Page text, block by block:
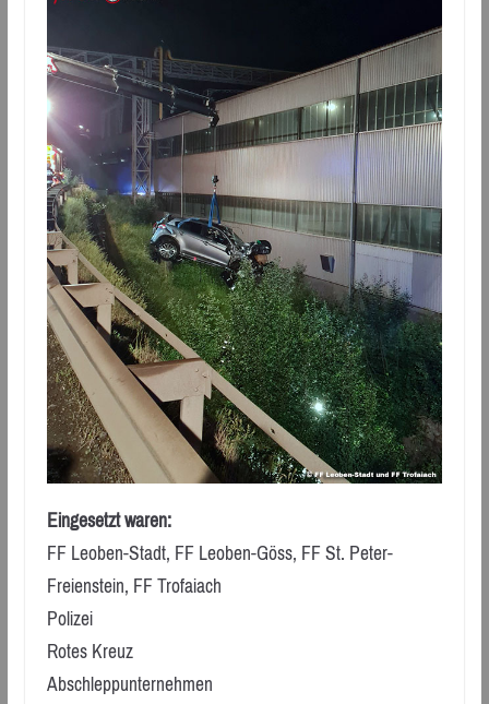
Eingesetzt waren:
FF Leoben-Stadt, FF Leoben-Göss, FF St. Peter-
Freienstein, FF Trofaiach
Polizei
Rotes Kreuz
Abschleppunternehmen